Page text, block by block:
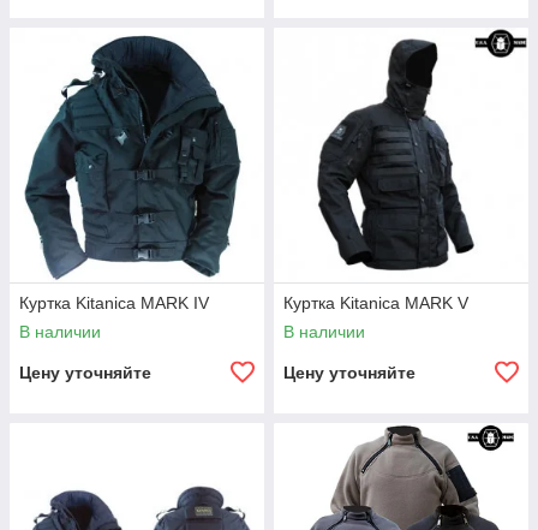
Куртка Kitaniсa MARK IV
В наличии
Цену уточняйте
Куртка Kitanica MARK V
В наличии
Цену уточняйте